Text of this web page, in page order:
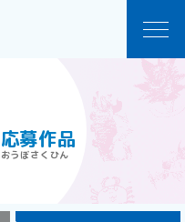
応募作品